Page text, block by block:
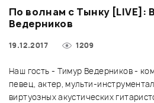
По волнам с Тынку [LIVE]:
Ведерников
19.12.2017 1209
Наш гость - Тимур Ведерников -
певец, актер, мульти-
виртуозных акустических